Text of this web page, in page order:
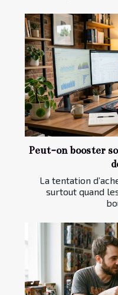
Peut-on booster
La tentation
surtout quand